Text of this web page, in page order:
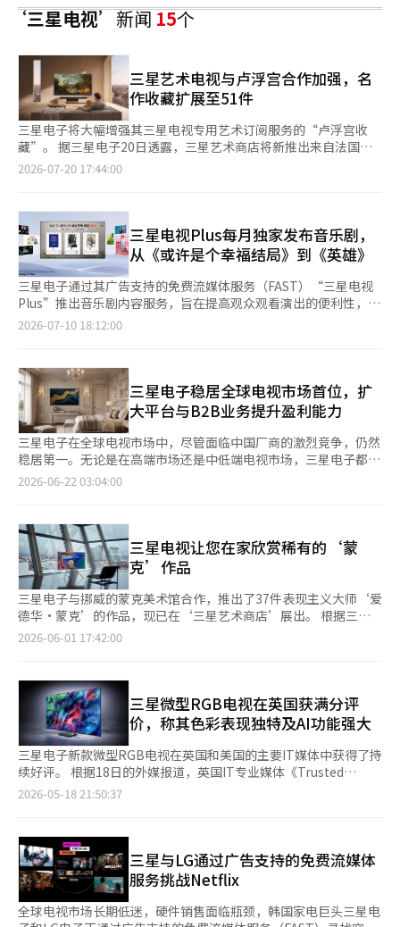
‘三星电视’新闻15个
三星艺术电视与卢浮宫合作加强，名
作收藏扩展至51件
三星电子将大幅增强其三星电视专用艺术订阅服务的“卢浮宫收
藏”。 据三星电子20日透露，三星艺术商店将新推出来自法国卢
浮宫博物馆的34件主要艺术作品。此次更新使得原有的17件卢浮
5000余件的4K高清订阅服务。包括今年推出的OLED(SH95)在内
的2026年型三星艺术电视系列，如“画框电视”、“画框电视专
业版”、“微型RGB”、“Neo QLED”等均可使用该服务。 新增
加的作品涵盖了从文艺复兴到新古典主义、浪漫主义等各个时代的
艺术流派。代表作品包括被认为是法国新古典主义和学院派绘画精
髓的多米尼克·帕佩蒂的《井边的希腊女人》和尼古拉·普桑的
《奥尔菲斯与尤丽迪克》。 用户可以与现有的代表作，如列奥纳
多·达·芬奇的《蒙娜丽莎》、外热·德拉克罗瓦的《自由引导人
克·昂格的《大奥达丽丝克》一起，随时随地欣赏扩展后的作品阵
容。 此次合作扩展使三星电子进一步加强了与大都会艺术博物
馆、纽约现代艺术博物馆(MoMA)、奥赛博物馆等全球文化艺术机
构的合作关系。 基尔姆·罗，三星电子法国法人副总裁表
示：“能够通过三星艺术电视向全球数百万家庭展示象征法国最高
艺术和文化遗产的卢浮宫博物馆的杰作，意义深远。” 此外，三
星艺术商店提供全球知名美术馆和艺术家作品5000余件的4K高清
订阅服务。新增加的卢浮宫收藏在包括今年推出的OLED(SH95)在
能（AI）系统翻译与编辑。
2026-07-20 17:44:00
三星电视Plus每月独家发布音乐剧，
从《或许是个幸福结局》到《英雄》
三星电子通过其广告支持的免费流媒体服务（FAST）“三星电视
Plus”推出音乐剧内容服务，旨在提高观众观看演出的便利性，缩
小观影体验的差距。 根据10日三星电子的消息，首部上映作品为
人“奥利弗”和“克莱尔”相遇并学习爱的过程，是一部抒情作
品。 该剧将于12日首播，之后每周日晚上7点在三星电视Plus的独
立频道STN播出，持续到下月16日。 在下月15日光复节，将推出
描绘安重根独立斗争的国民音乐剧《英雄》，而在9月27日的中秋
假期，将呈现讲述南韩财阀继承女与朝鲜军官之间浪漫故事的《爱
的迫降》，每月将依次公开代表性音乐剧作品。 此次音乐剧内容
应用了“多机位”和“Eclipse音频”等两项核心技术，以最大化
观众的沉浸感。 多机位功能同时提供舞台的四个视角，观众可以
景，提供与传统剧院观赏不同的体验。 Eclipse音频是基于IAMF的
3D音频技术，能够清晰传达演员的台词和歌声，同时立体再现观
众的欢呼声等现场感。 李贵浩，三星电子显示业务部副总裁表
示：“通过三星电视Plus，我们将演出现场的感动带入了客厅，希
望大家期待三星将开创的新观影文化。”※ 本报道经人工智能
（AI）系统翻译与编辑。
2026-07-10 18:12:00
三星电子稳居全球电视市场首位，扩
大平台与B2B业务提升盈利能力
三星电子在全球电视市场中，尽管面临中国厂商的激烈竞争，仍然
稳居第一。无论是在高端市场还是中低端电视市场，三星电子都大
幅领先于中国海信，展现了其竞争力。然而，随着电视市场持续低
息，三星电子在2026年第一季度的各项指标中均位列全球电视市
场第一，成功保持了连续20年的全球电视销售第一的位置。市场调
研机构Omdia的数据显示，2026年第一季度，三星电子在全球电
视市场的销售额市场份额为31.3%，位居第一，LG电子
（14.8%）、TCL（13.3%）、海信（10.6%）紧随其后。根据市
场调研机构Counterpoint Research的报告，三星电子在2026年
第一季度的北美迷你LED电视市场也以40%的市场份额位居第一，
第二名海信的市场份额为27%。与去年同一市场中三星电子
个百分点的差距，重新夺回了领先地位。然而，尽管全球市场份额
不断扩大，盈利能力却面临挑战。今年第一季度，受世界杯效应影
响，全球电视出货量暂时增加，但由于面板和物流等成本压力持
续，家电业务的盈利能力预计将逐渐下降。因此，三星电子正致力
于从以硬件为中心的业务结构中转型，强化基于AI和平台的服务业
务。5月，三星电子任命李元珍为视频显示（VD）事业部的负责
人，这一举措被视为该战略的延续。李元珍曾是谷歌韩国的代表，
在三星电子负责广告基础的免费流媒体服务（FAST）‘三星电视
服务的平台。目前，三星电视+在全球30个国家运营着4300多个频
道，今年初全球月活跃用户数（MAU）突破1亿。三星电子计划围
绕电视+扩大广告收入，并利用AI功能增强个性化服务，以实现持
续盈利。B2B业务也被视为改善盈利能力的关键。三星电子最近推
出了酒店专用的‘The Frame’，进军商业显示市场。该产品旨
在为酒店和度假村等住宿场所提供艺术作品欣赏功能和实时翻译等
2026-06-22 03:04:00
三星电视让您在家欣赏稀有的‘蒙
克’作品
三星电子与挪威的蒙克美术馆合作，推出了37件表现主义大师‘爱
德华·蒙克’的作品，现已在‘三星艺术商店’展出。 根据三星
电子的消息，此次蒙克美术馆的收藏包括蒙克的代表作‘呐喊’，
地美术馆也限制公开展出。 三星艺术商店通过‘The Frame
Pro’和‘The Frame’电视，以及‘Micro RGB’、Neo
QLED、OLED等艺术电视系列，让用户能够在家中以高清画质欣
赏蒙克的作品。 三星电子与大都会艺术博物馆、纽约现代艺术博
物馆（MoMA）等世界知名美术馆合作，提供约5000件艺术作品，
旨在扩大人们日常的艺术欣赏体验。 特别是通过与全球主要艺术
机构的合作，三星艺术商店已拥有超过800位艺术家的作品，成为
业内最大的艺术平台。 托米·尼尔森，三星电子瑞典法人董事表
在家中生动地欣赏蒙克美术馆的收藏。” 托恩·汉森，蒙克美术
馆馆长也强调：“此次合作是一个有趣而有意义的机会，超越了美
术馆这一物理空间的限制，让更多观众能够欣赏爱德华·蒙克的内
心艺术世界。”※ 本报道经人工智能（AI）系统翻译与编辑。
2026-06-01 17:42:00
三星微型RGB电视在英国获满分评
价，称其色彩表现独特及AI功能强大
三星电子新款微型RGB电视在英国和美国的主要IT媒体中获得了持
续好评。 根据18日的外媒报道，英国IT专业媒体《Trusted
Reviews》对三星电子的微型RGB电视给予了满分5分，并将其评
异。” 此外，该媒体还称：“利用‘微型RGB AI处理器’的4K升
级功能，画面无噪点，细节和清晰度表现出色。” 英国IT专业媒
体《Expert Reviews》将该新产品评选为“最佳购买”产品，并
指出：“无眩光功能有效防止观看时的光反射，尤其在昏暗环境下
的观看体验更为出色。” 美国IT媒体《TechAeris》也称：“这是
2026-05-18 21:50:37
三星与LG通过广告支持的免费流媒体
服务挑战Netflix
全球电视市场长期低迷，硬件销售面临瓶颈，韩国家电巨头三星电